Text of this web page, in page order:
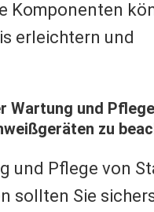
Komponenten
erleichtern und
Wartung und
zu
und Pflege von
sollten Sie